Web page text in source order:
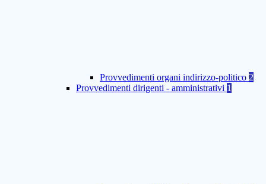
Provvedimenti organi indirizzo-politico 2
Provvedimenti dirigenti - amministrativi 1